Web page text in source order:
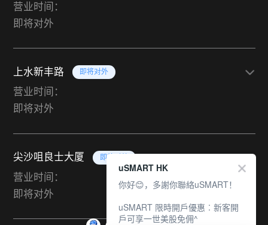
营业时间：
即将对外
上水新丰路 即将对外
营业时间：
即将对外
尖沙咀良士大厦 即将对外
营业时间：
即将对外
uSMART HK
你好😊，多謝你聯絡uSMART！
uSMART 限時開戶優惠︰新客開
戶可享一世美股免佣^